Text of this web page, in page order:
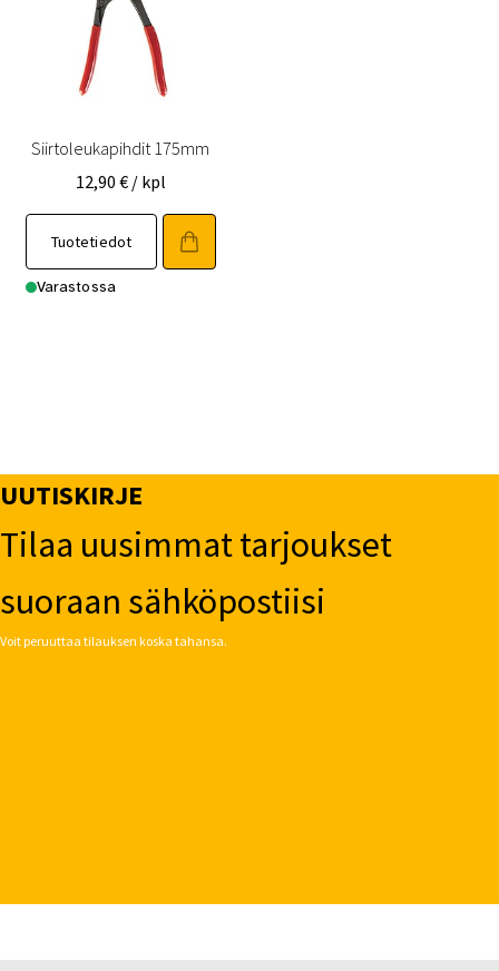
Siirtoleukapihdit 175mm
12,90 € / kpl
Tuotetiedot
Varastossa
UUTISKIRJE
Tilaa uusimmat tarjoukset
suoraan sähköpostiisi
Voit peruuttaa tilauksen koska tahansa.